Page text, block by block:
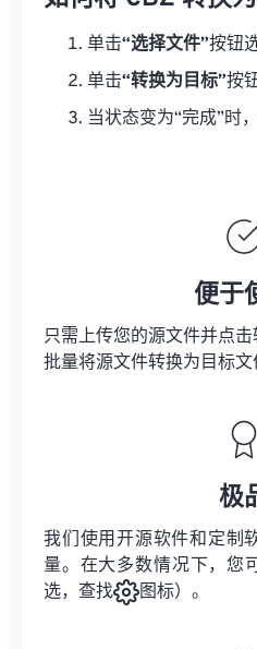
单击“选择文件”按钮
单击“转换为目标”按
当状态变为“完成”时
便于
只需上传您的源文件并点
批量将源文件转换为目标文
极
我们使用开源软件和定制
量。在大多数情况下，您
选，查找
图标）。